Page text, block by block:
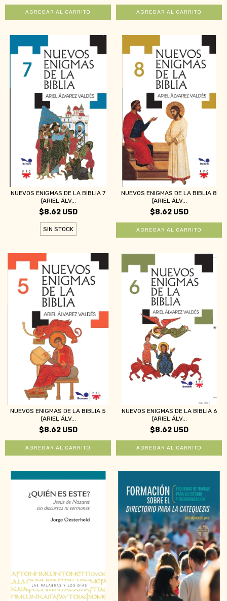
NUEVOS ENIGMAS DE LA BIBLIA 7
(ARIEL ÁLV...
$8.62 USD
SIN STOCK
NUEVOS ENIGMAS DE LA BIBLIA 8
(ARIEL ÁLV...
$8.62 USD
NUEVOS ENIGMAS DE LA BIBLIA 5
(ARIEL ÁLV...
$8.62 USD
NUEVOS ENIGMAS DE LA BIBLIA 6
(ARIEL ÁLV...
$8.62 USD